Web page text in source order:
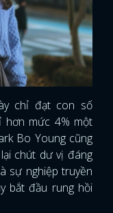
chỉ đạt con số
hơn mức 4% một
Bo Young cũng
chút dư vị đáng
sự nghiệp truyền
bắt đầu rung hồi